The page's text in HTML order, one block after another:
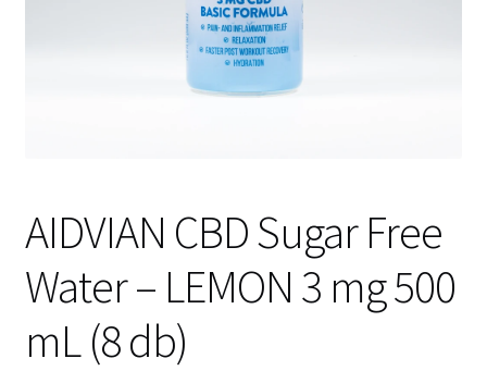
AIDVIAN CBD Sugar Free
Water – LEMON 3 mg 500
mL (8 db)